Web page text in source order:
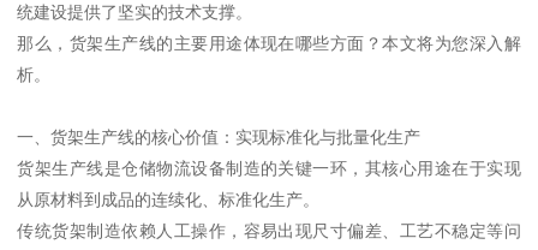
统建设提供了坚实的技术支撑。
那么，货架生产线的主要用途体现在哪些方面？本文将为您深入解
析。
一、货架生产线的核心价值：实现标准化与批量化生产
货架生产线是仓储物流设备制造的关键一环，其核心用途在于实现
从原材料到成品的连续化、标准化生产。
传统货架制造依赖人工操作，容易出现尺寸偏差、工艺不稳定等问